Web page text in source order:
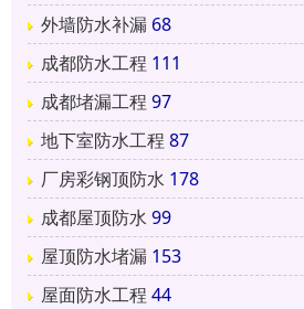
外墙防水补漏 68
成都防水工程 111
成都堵漏工程 97
地下室防水工程 87
厂房彩钢顶防水 178
成都屋顶防水 99
屋顶防水堵漏 153
屋面防水工程 44